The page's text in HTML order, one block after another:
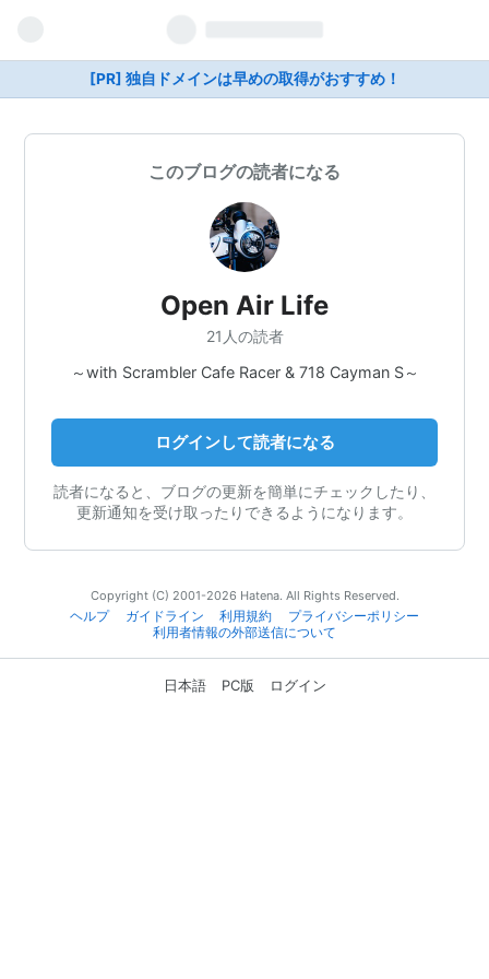
[PR] 独自ドメインは早めの取得がおすすめ！
このブログの読者になる
Open Air Life
21人の読者
～with Scrambler Cafe Racer & 718 Cayman S～
ログインして読者になる
読者になると、ブログの更新を簡単にチェックしたり、
更新通知を受け取ったりできるようになります。
Copyright (C) 2001-2026 Hatena. All Rights Reserved.
ヘルプ
ガイドライン 利用規約
プライバシーポリシー
利用者情報の外部送信について
日本語 PC版 ログイン